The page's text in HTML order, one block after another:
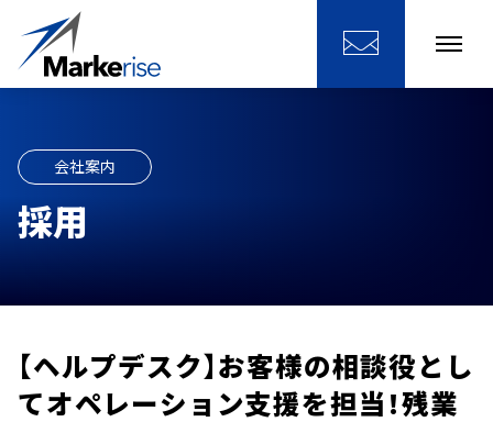
会社案内
採用
【ヘルプデスク】お客様の相談役とし
てオペレーション支援を担当！残業